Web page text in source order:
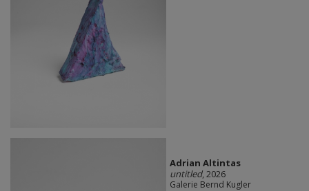
Adrian Altintas
untitled, 2026
Galerie Bernd Kugler